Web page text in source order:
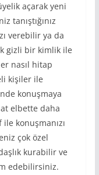
açarak yeni
tanıştığınız
verebilir ya da
gizli bir kimlik ile
nasıl hitap
kişiler ile
konuşmaya
elbette daha
konuşmanızı
çok özel
kurabilir ve
edebilirsiniz.